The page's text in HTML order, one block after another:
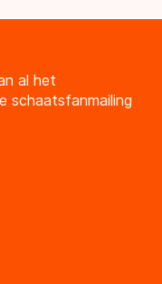
al het
schaatsfanmailing